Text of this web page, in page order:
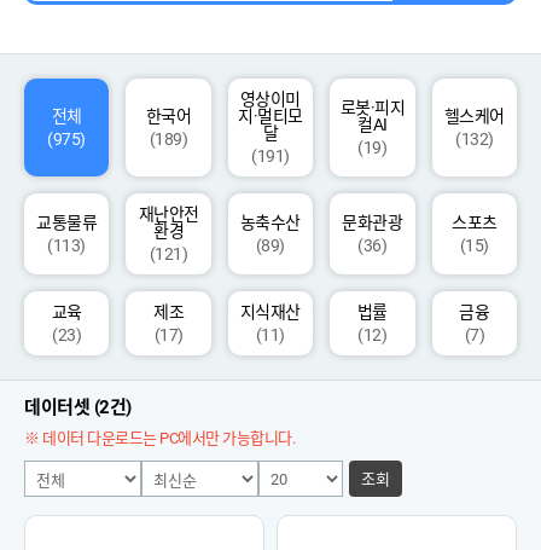
AI 개발지원
고객지원
전체
(975)
한국어
(189)
영상이미
지·멀티모
달
(191)
로봇·피지
컬AI
(19)
헬스케어
(132)
교통물류
(113)
재난안전
환경
(121)
농축수산
(89)
문화관광
(36)
스포츠
(15)
교육
(23)
제조
(17)
지식재산
(11)
법률
(12)
금융
(7)
데이터셋 (2건)
※ 데이터 다운로드는 PC에서만 가능합니다.
조회